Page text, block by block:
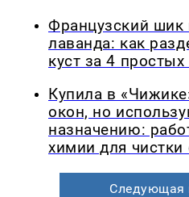
Французский шик
лаванда: как
куст за 4
Купила в
окон, но
назначению:
химии для чистки
Следующая